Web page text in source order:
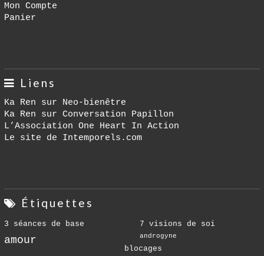
Mon Compte
Panier
Liens
Ka Ren sur Neo-bienêtre
Ka Ren sur Conversation Papillon
L’Association One Heart In Action
Le site de Intemporels.com
Étiquettes
3 séances de base 7 visions de soi
amour androgyne
blocages